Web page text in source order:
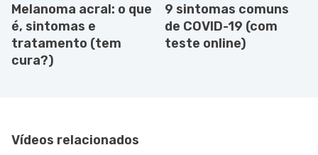
Melanoma acral: o que
é, sintomas e
tratamento (tem
cura?)
9 sintomas comuns
de COVID-19 (com
teste online)
Vídeos relacionados